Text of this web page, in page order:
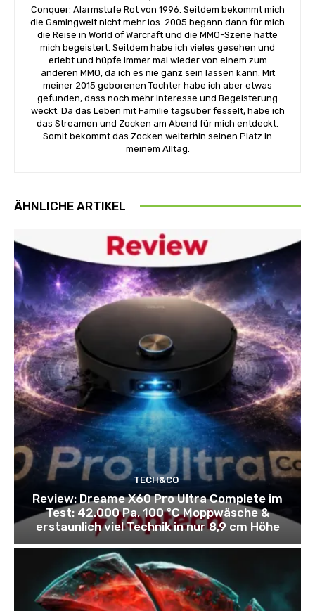
Conquer: Alarmstufe Rot von 1996. Seitdem bekommt mich
die Gamingwelt nicht mehr los. 2005 begann dann für mich
die Reise in World of Warcraft und die MMO-Szene hatte
mich begeistert. Seitdem habe ich vieles gesehen und
erlebt und hüpfe immer mal wieder von einem zum
anderen MMO, da ich es nie ganz sein lassen kann. Mit
meiner 2015 geborenen Tochter habe ich aber etwas
gefunden, dass noch mehr Interesse und Begeisterung
weckt. Da das Leben mit Familie tagsüber fesselt, habe ich
das Streamen und Zocken am Abend für mich entdeckt.
Somit bekommt das Zocken weiterhin seinen Platz in
meinem Alltag.
ÄHNLICHE ARTIKEL
TECH&CO
Review: Dreame X60 Pro Ultra Complete im
Test: 42.000 Pa, 100 °C Moppwäsche &
erstaunlich viel Technik in nur 8,9 cm Höhe